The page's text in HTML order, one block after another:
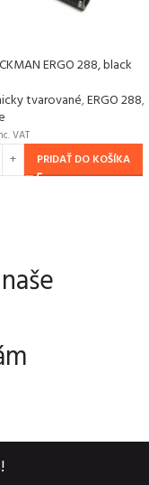
ERGO 288, black
tvarované,ERGO 288,
VAT
PRIDAŤ DO KOŠÍKA